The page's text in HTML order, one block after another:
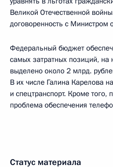
Великой Отечественной
договоренность с Министром
Федеральный бюджет
самых затратных позиций, на
выделено около 2 млрд.
В их числе Галина Карелова
и спецтранспорт. Кроме того,
проблема обеспечения
Статус материала